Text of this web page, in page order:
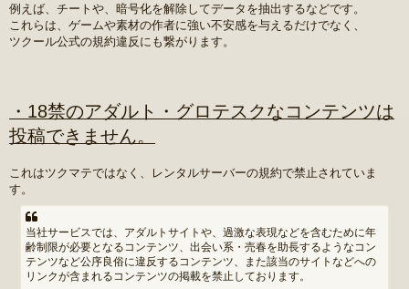
例えば、チートや、暗号化を解除してデータを抽出するなどです。
これらは、ゲームや素材の作者に強い不安感を与えるだけでなく、
ツクール公式の規約違反にも繋がります。
・18禁のアダルト・グロテスクなコンテンツは
投稿できません。
これはツクマテではなく、レンタルサーバーの規約で禁止されていま
す。
当社サービスでは、アダルトサイトや、過激な表現などを含むために年
齢制限が必要となるコンテンツ、出会い系・売春を助長するようなコン
テンツなど公序良俗に違反するコンテンツ、また該当のサイトなどへの
リンクが含まれるコンテンツの掲載を禁止しております。